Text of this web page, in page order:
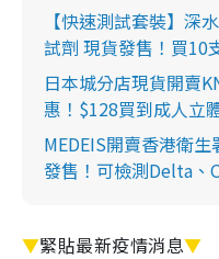
【快速測試套裝】深
試劑 現貨發售！買10
日本城分店現貨開賣
惠！$128買到成人立
MEDEIS開賣香港衛
發售！可檢測Delta、
▼緊貼最新疫情消息▼